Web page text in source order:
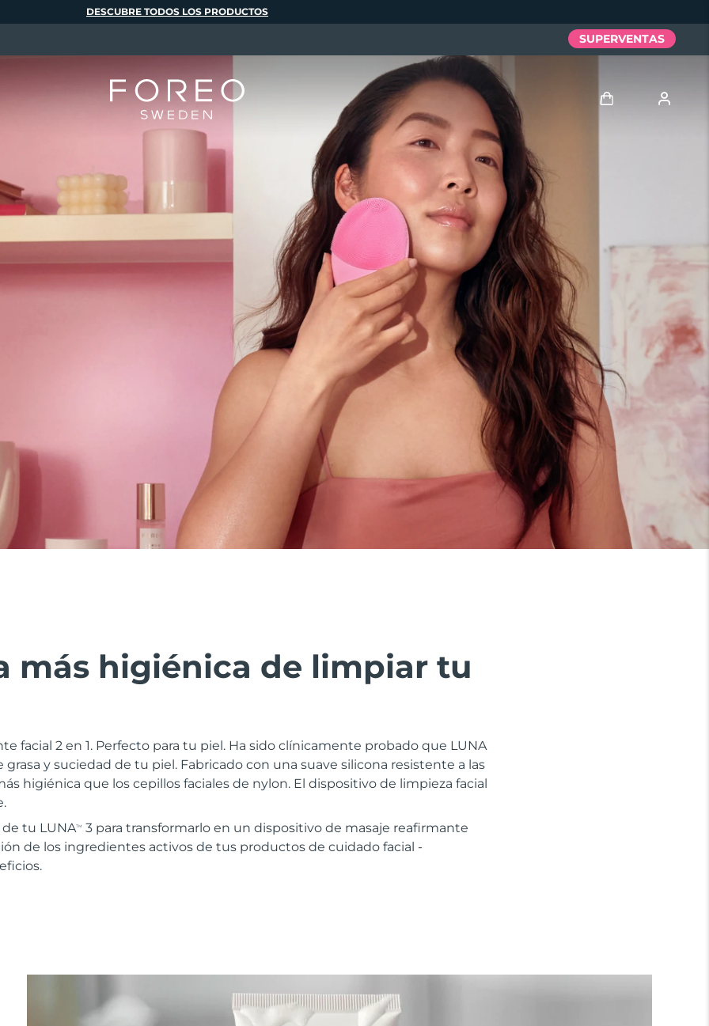
más higiénica de limpiar tu
facial 2 en 1. Perfecto para tu piel. Ha sido clínicamente probado que LUNA
grasa y suciedad de tu piel. Fabricado con una suave silicona resistente a las
higiénica que los cepillos faciales de nylon. El dispositivo de limpieza facial
tu LUNATM
3 para transformarlo en un dispositivo de masaje reafirmante
de los ingredientes activos de tus productos de cuidado facial -
DESCUBRE TODOS LOS PRODUCTOS
SUPERVENTAS
Mis pedidos
Mis direcciones
Mis suscripciones